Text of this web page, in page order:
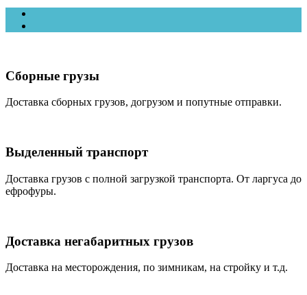
Сборные грузы
Доставка сборных грузов, догрузом и попутные отправки.
Выделенный транспорт
Доставка грузов с полной загрузкой транспорта. От ларгуса до
ефрофуры.
Доставка негабаритных грузов
Доставка на месторождения, по зимникам, на стройку и т.д.